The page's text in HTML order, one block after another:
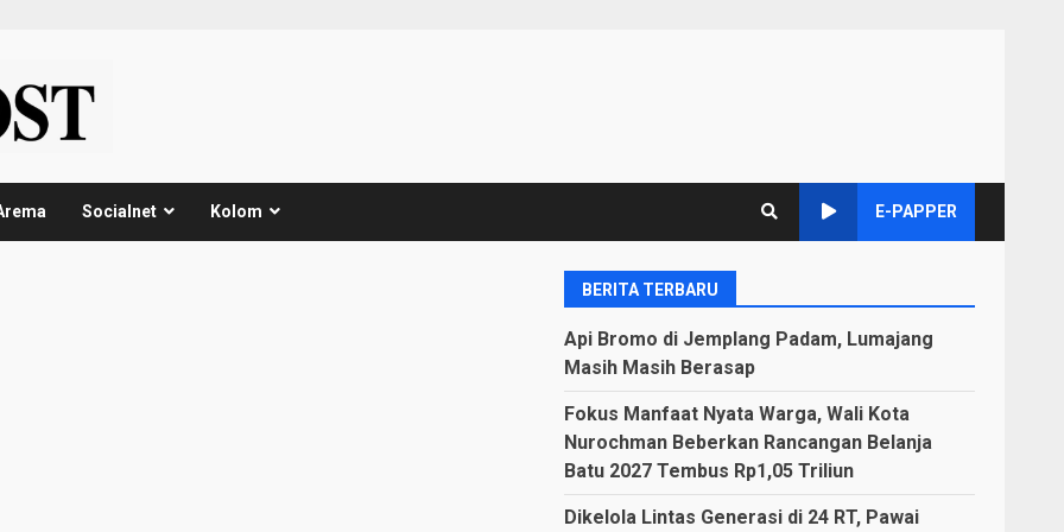
Socialnet Kolom E-PAPPER
BERITA TERBARU
Api Bromo di Jemplang Padam, Lumajang
Masih Masih Berasap
Fokus Manfaat Nyata Warga, Wali Kota
Nurochman Beberkan Rancangan Belanja
Batu 2027 Tembus Rp1,05 Triliun
Dikelola Lintas Generasi di 24 RT, Pawai